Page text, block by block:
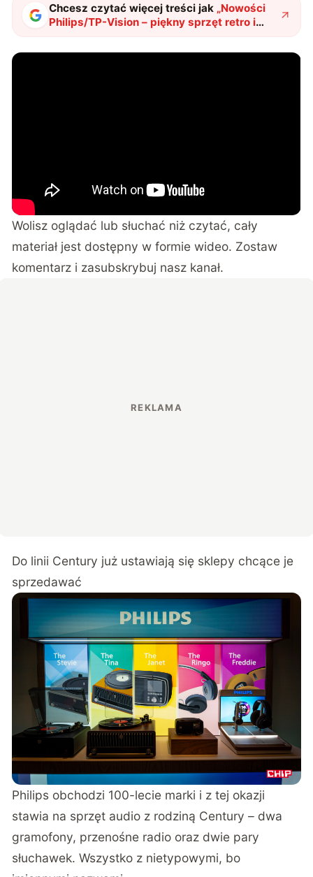
Chcesz czytać więcej treści jak „Nowości
Philips/TP-Vision – piękny sprzęt retro i
nowe możliwości Ambilight"?
Wolisz oglądać lub słuchać niż czytać, cały
materiał jest dostępny w formie wideo. Zostaw
komentarz i zasubskrybuj nasz kanał.
Do linii Century już ustawiają się sklepy chcące je
sprzedawać
Philips obchodzi 100-lecie marki i z tej okazji
stawia na sprzęt audio z rodziną Century – dwa
gramofony, przenośne radio oraz dwie pary
słuchawek. Wszystko z nietypowymi, bo